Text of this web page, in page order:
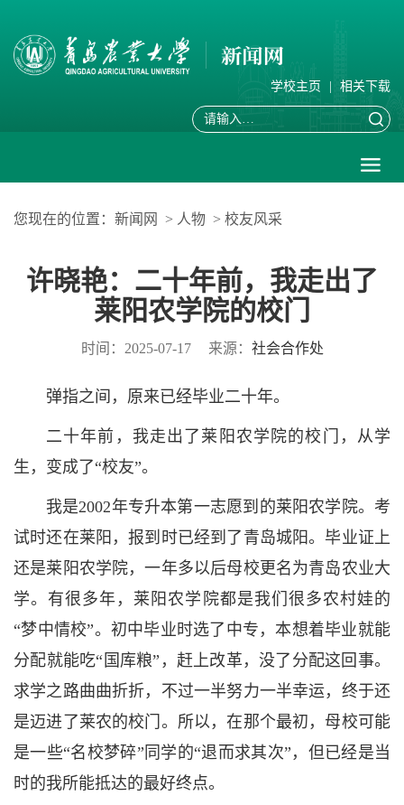
学校主页 相关下载
您现在的位置： 新闻网 > 人物 > 校友风采
许晓艳：二十年前，我走出了
莱阳农学院的校门
时间：2025-07-17 来源： 社会合作处
弹指之间，原来已经毕业二十年。
二十年前，我走出了莱阳农学院的校门，从学
生，变成了“校友”。
我是2002年专升本第一志愿到的莱阳农学院。考
试时还在莱阳，报到时已经到了青岛城阳。毕业证上
还是莱阳农学院，一年多以后母校更名为青岛农业大
学。有很多年，莱阳农学院都是我们很多农村娃的
“梦中情校”。初中毕业时选了中专，本想着毕业就能
分配就能吃“国库粮”，赶上改革，没了分配这回事。
求学之路曲曲折折，不过一半努力一半幸运，终于还
是迈进了莱农的校门。所以，在那个最初，母校可能
是一些“名校梦碎”同学的“退而求其次”，但已经是当
时的我所能抵达的最好终点。